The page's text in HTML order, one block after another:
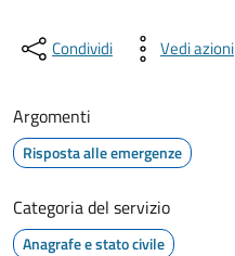
Condividi Vedi azioni
Argomenti
Risposta alle emergenze
Categoria del servizio
Anagrafe e stato civile